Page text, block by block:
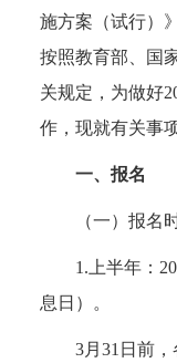
施方案（试行）
按照教育部、国
关规定，为做好
作，现就有关事
一、报名
（一）报名
1.上半年：
息日）。
3月31日前